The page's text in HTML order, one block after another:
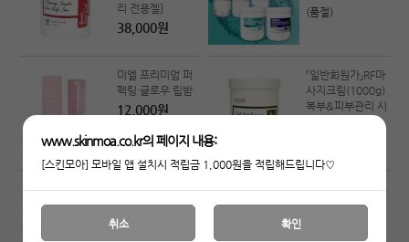
리 전용젤]
38,000원
(품절)
미엘 프리미엄 퍼
펙팅 글로우 립밤
12,000원
『일반회원가』RF마
사지크림(1000g)
복부&피부관리 시
『일반회원가』[리뉴
얼]콜라겐마사지
크림[영양마사지
『일반회원가』 미엘
스피큘 앰플 100
www.skinmoa.co.kr의 페이지 내용:
[스킨모아] 모바일 앱 설치시 적립금 1,000원을 적립해드립니다♡
취소 확인